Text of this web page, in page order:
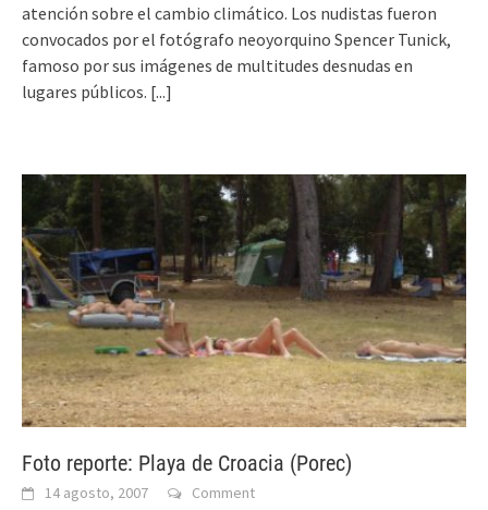
atención sobre el cambio climático. Los nudistas fueron
convocados por el fotógrafo neoyorquino Spencer Tunick,
famoso por sus imágenes de multitudes desnudas en
lugares públicos. [...]
Foto reporte: Playa de Croacia (Porec)
14 agosto, 2007 Comment